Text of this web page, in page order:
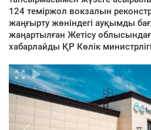
124 теміржол вокзалын
жаңғырту жөніндегі ауқымды
жаңартылған Жетісу
хабарлайды ҚР Көлік